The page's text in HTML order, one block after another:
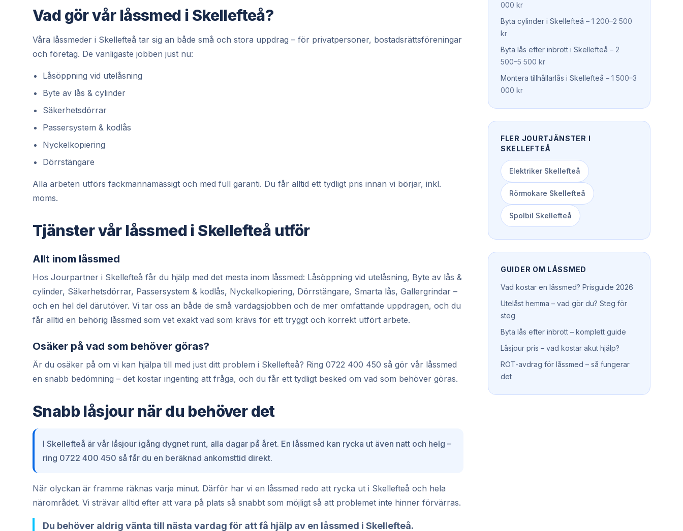
Vad gör vår låssmed i Skellefteå?
Våra låssmeder i Skellefteå tar sig an både små och stora uppdrag – för privatpersoner, bostadsrättsföreningar
och företag. De vanligaste jobben just nu:
Låsöppning vid utelåsning
Byte av lås & cylinder
Säkerhetsdörrar
Passersystem & kodlås
Nyckelkopiering
Dörrstängare
Alla arbeten utförs fackmannamässigt och med full garanti. Du får alltid ett tydligt pris innan vi börjar, inkl.
moms.
Tjänster vår låssmed i Skellefteå utför
Allt inom låssmed
Hos Jourpartner i Skellefteå får du hjälp med det mesta inom låssmed: Låsöppning vid utelåsning, Byte av lås &
cylinder, Säkerhetsdörrar, Passersystem & kodlås, Nyckelkopiering, Dörrstängare, Smarta lås, Gallergrindar –
och en hel del därutöver. Vi tar oss an både de små vardagsjobben och de mer omfattande uppdragen, och du
får alltid en behörig låssmed som vet exakt vad som krävs för ett tryggt och korrekt utfört arbete.
Osäker på vad som behöver göras?
Är du osäker på om vi kan hjälpa till med just ditt problem i Skellefteå? Ring 0722 400 450 så gör vår låssmed
en snabb bedömning – det kostar ingenting att fråga, och du får ett tydligt besked om vad som behöver göras.
Snabb låsjour när du behöver det
I Skellefteå är vår låsjour igång dygnet runt, alla dagar på året. En låssmed kan rycka ut även natt och helg –
ring 0722 400 450 så får du en beräknad ankomsttid direkt.
När olyckan är framme räknas varje minut. Därför har vi en låssmed redo att rycka ut i Skellefteå och hela
närområdet. Vi strävar alltid efter att vara på plats så snabbt som möjligt så att problemet inte hinner förvärras.
Du behöver aldrig vänta till nästa vardag för att få hjälp av en låssmed i Skellefteå.
000 kr
Byta cylinder i Skellefteå – 1 200–2 500
kr
Byta lås efter inbrott i Skellefteå – 2
500–5 500 kr
Montera tillhållarlås i Skellefteå – 1 500–3
000 kr
FLER JOURTJÄNSTER I
SKELLEFTEÅ
Elektriker Skellefteå
Rörmokare Skellefteå
Spolbil Skellefteå
GUIDER OM LÅSSMED
Vad kostar en låssmed? Prisguide 2026
Utelåst hemma – vad gör du? Steg för
steg
Byta lås efter inbrott – komplett guide
Låsjour pris – vad kostar akut hjälp?
ROT-avdrag för låssmed – så fungerar
det